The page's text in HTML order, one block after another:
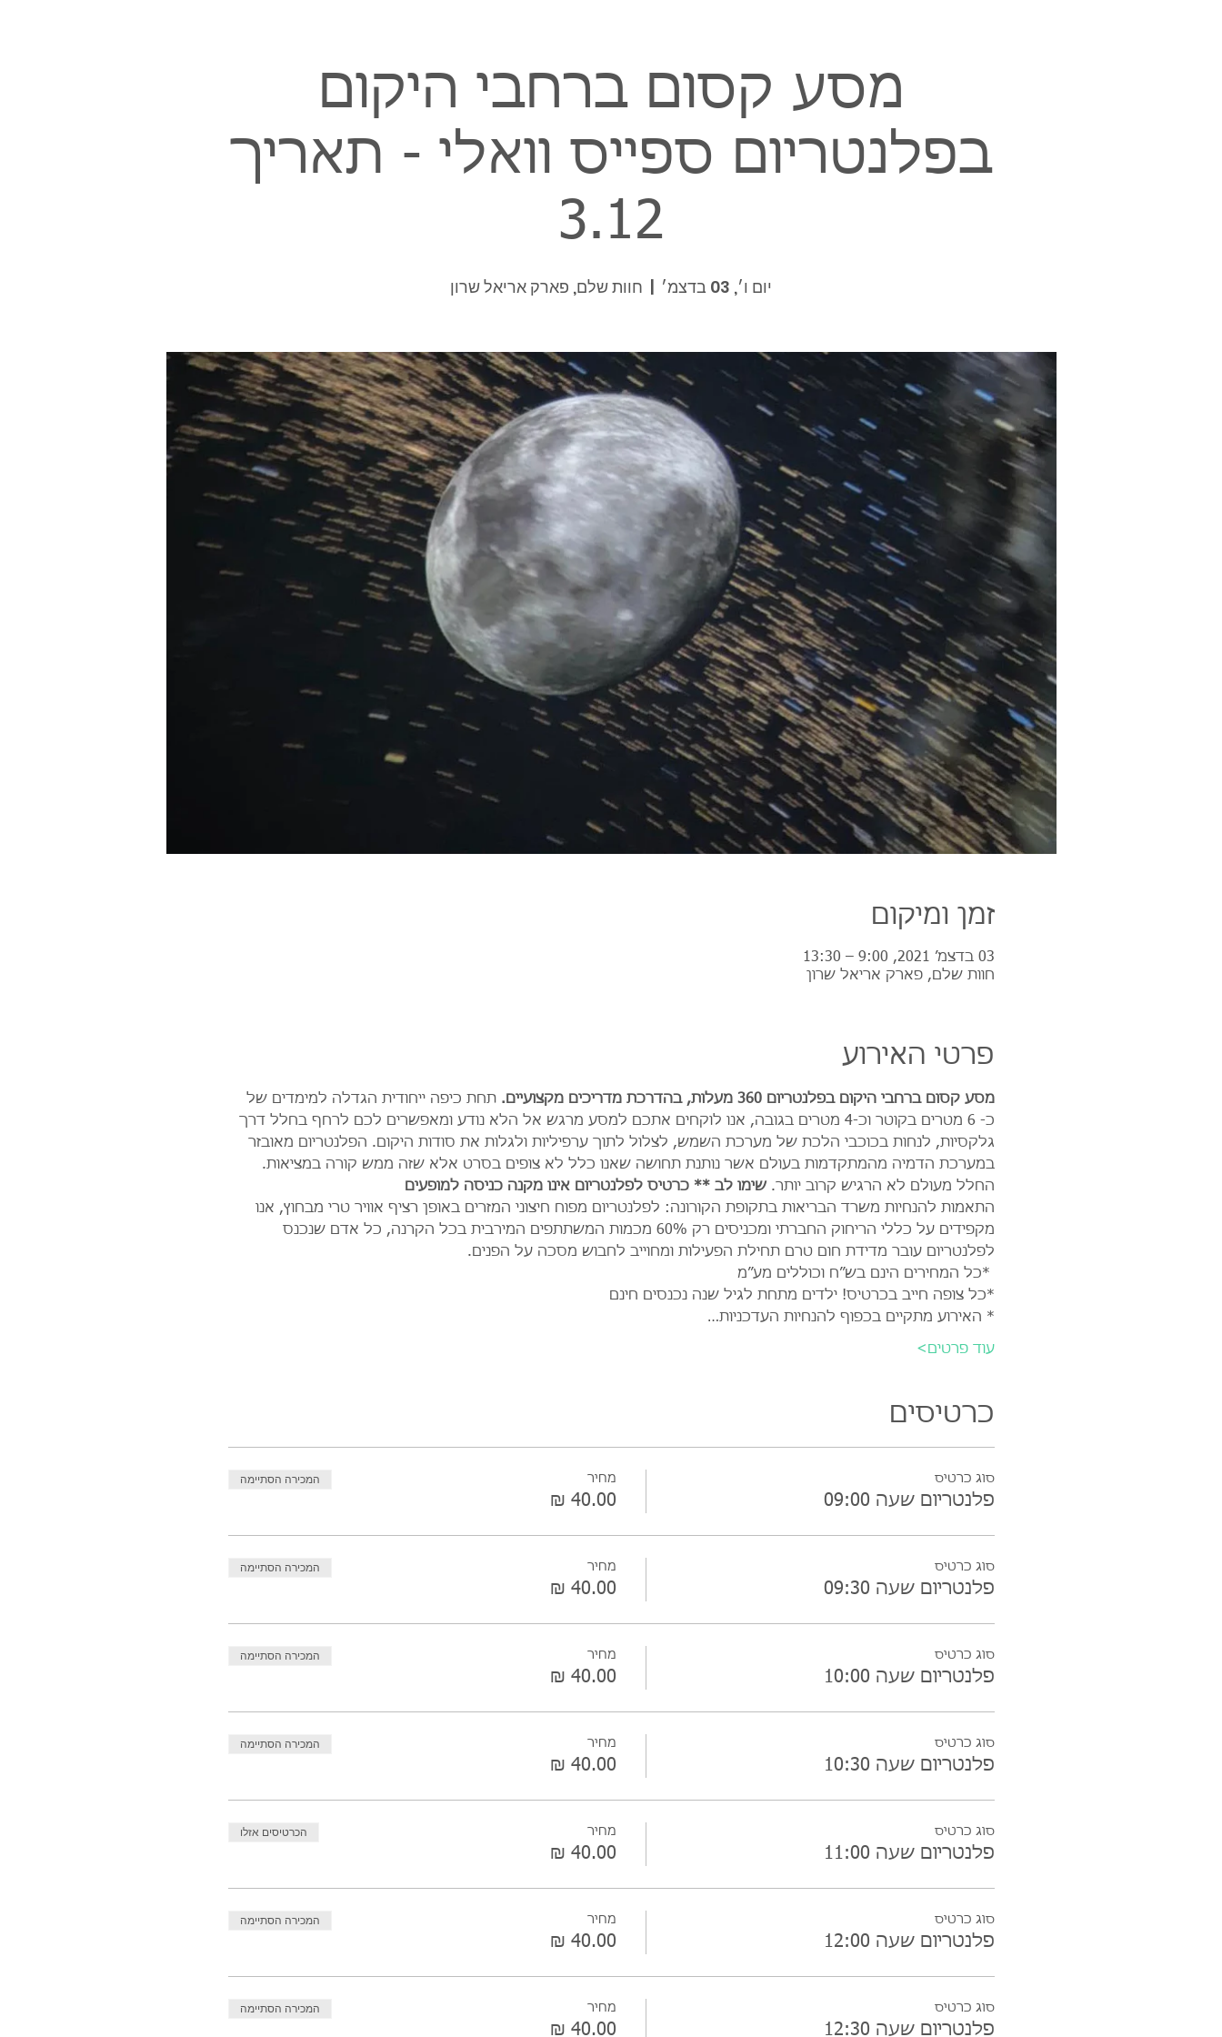
מסע קסום ברחבי היקום
בפלנטריום ספייס וואלי - תאריך
3.12
יום ו׳, 03 בדצמ׳
  |
חוות שלם, פארק אריאל שרון
זמן ומיקום
03 בדצמ׳ 2021, 9:00 – 13:30
חוות שלם, פארק אריאל שרון
פרטי האירוע
מסע קסום ברחבי היקום בפלנטריום 360 מעלות, בהדרכת מדריכים מקצועיים.
תחת כיפה ייחודית הגדלה למימדים של
כ- 6 מטרים בקוטר וכ-4 מטרים בגובה, אנו לוקחים אתכם למסע מרגש אל הלא נודע ומאפשרים לכם לרחף בחלל דרך
גלקסיות, לנחות בכוכבי הלכת של מערכת השמש, לצלול לתוך ערפיליות ולגלות את סודות היקום. הפלנטריום מאובזר
במערכת הדמיה מהמתקדמות בעולם אשר נותנת תחושה שאנו כלל לא צופים בסרט אלא שזה ממש קורה במציאות.
החלל מעולם לא הרגיש קרוב יותר. שימו לב ** כרטיס לפלנטריום אינו מקנה כניסה למופעים
התאמות להנחיות משרד הבריאות בתקופת הקורונה: לפלנטריום מפוח חיצוני המזרים באופן רציף אוויר טרי מבחוץ, אנו
מקפידים על כללי הריחוק החברתי ומכניסים רק 60% מכמות המשתתפים המירבית בכל הקרנה, כל אדם שנכנס
לפלנטריום עובר מדידת חום טרם תחילת הפעילות ומחוייב לחבוש מסכה על הפנים.
*כל המחירים הינם בש״ח וכוללים מע״מ
*כל צופה חייב בכרטיס! ילדים מתחת לגיל שנה נכנסים חינם
* האירוע מתקיים בכפוף להנחיות העדכניות…
עוד פרטים>
כרטיסים
סוג כרטיס
פלנטריום שעה 09:00
מחיר המכירה הסתיימה
סוג כרטיס
פלנטריום שעה 09:30
מחיר המכירה הסתיימה
סוג כרטיס
פלנטריום שעה 10:00
מחיר המכירה הסתיימה
סוג כרטיס
פלנטריום שעה 10:30
מחיר המכירה הסתיימה
סוג כרטיס
פלנטריום שעה 11:00
מחיר הכרטיסים אזלו
סוג כרטיס
פלנטריום שעה 12:00
מחיר המכירה הסתיימה
סוג כרטיס
פלנטריום שעה 12:30
מחיר המכירה הסתיימה